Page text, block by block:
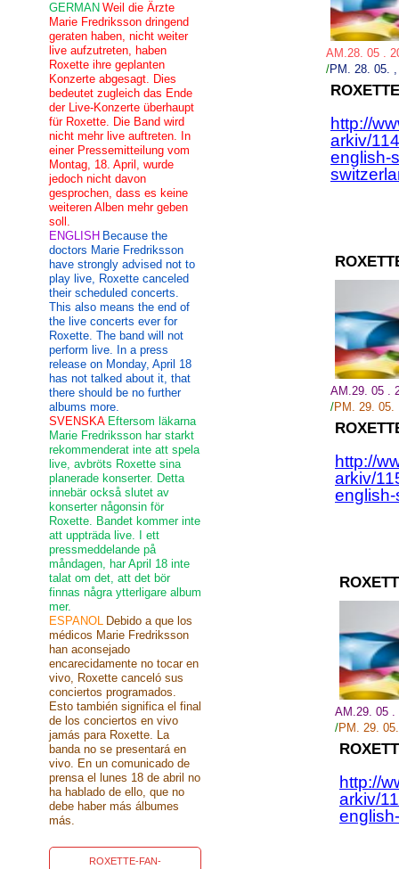
AM.28. 05 .
/PM. 28. 05. ,
http://
arkiv/
english-
AM.29. 05 .
/PM. 29. 05.
http://
arkiv/
AM.29. 05 .
/PM. 29. 05.
http://
arkiv/
GERMAN Weil die Ärzte
Marie Fredriksson dringend
geraten haben, nicht weiter
live aufzutreten, haben
Roxette ihre geplanten
Konzerte abgesagt. Dies
bedeutet zugleich das Ende
der Live-Konzerte überhaupt
für Roxette. Die Band wird
nicht mehr live auftreten. In
einer Pressemitteilung vom
Montag, 18. April, wurde
jedoch nicht davon
gesprochen, dass es keine
weiteren Alben mehr geben
soll.
ENGLISH Because the
doctors Marie Fredriksson
have strongly advised not to
play live, Roxette canceled
their scheduled concerts.
This also means the end of
the live concerts ever for
Roxette. The band will not
perform live. In a press
release on Monday, April 18
has not talked about it, that
there should be no further
albums more.
SVENSKA Eftersom läkarna
Marie Fredriksson har starkt
rekommenderat inte att spela
live, avbröts Roxette sina
planerade konserter. Detta
innebär också slutet av
konserter någonsin för
Roxette. Bandet kommer inte
att uppträda live. I ett
pressmeddelande på
måndagen, har April 18 inte
talat om det, att det bör
finnas några ytterligare album
mer.
ESPANOL Debido a que los
médicos Marie Fredriksson
han aconsejado
encarecidamente no tocar en
vivo, Roxette canceló sus
conciertos programados.
Esto también significa el final
de los conciertos en vivo
jamás para Roxette. La
banda no se presentará en
vivo. En un comunicado de
prensa el lunes 18 de abril no
ha hablado de ello, que no
debe haber más álbumes
más.
ROXETTE-FAN-